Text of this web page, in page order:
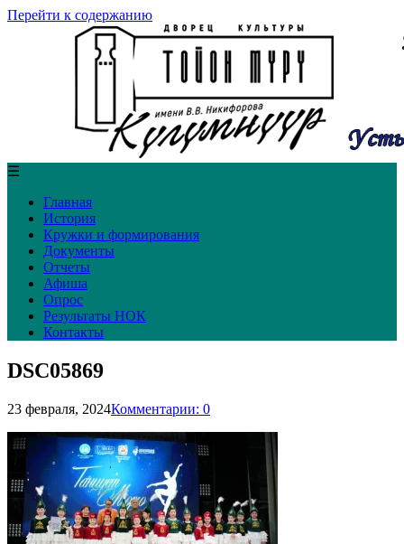
Перейти к содержанию
☰
Главная
История
Кружки и формирования
Документы
Отчеты
Афиша
Опрос
Результаты НОК
Контакты
DSC05869
23 февраля, 2024Комментарии: 0